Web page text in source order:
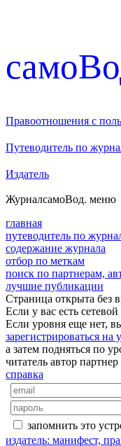
Правоотношения с
Путеводитель по
Издатель
ЖурналсамоВод. меню
главная
путеводитель по
содержание журнала
отбор по меткам
поиск по партнерам,
лучшие публикации
Страница открыта без
Если у вас есть
Если уровня еще нет,
зарегистрироваться на
а затем подняться по
читатель автор партнер
справка
запомнить это
издатель: манифест,